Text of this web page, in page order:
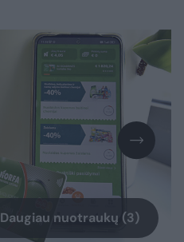
Daugiau nuotraukų (3)